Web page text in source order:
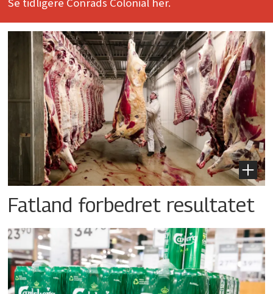
Se tidligere Conrads Colonial her.
Fatland forbedret resultatet